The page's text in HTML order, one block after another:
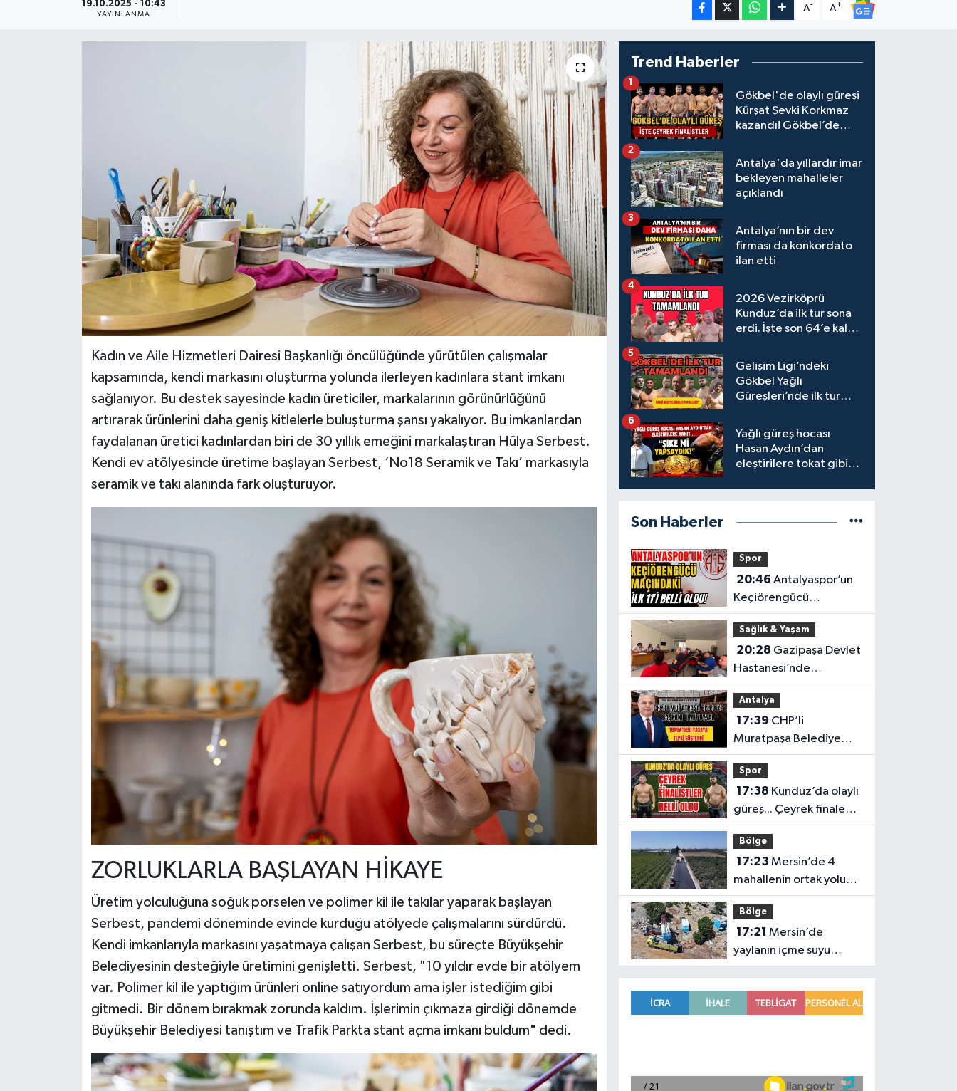
19.10.2025 - 10:43
YAYINLANMA
A- A+
Kadın ve Aile Hizmetleri Dairesi Başkanlığı öncülüğünde yürütülen çalışmalar
kapsamında, kendi markasını oluşturma yolunda ilerleyen kadınlara stant imkanı
sağlanıyor. Bu destek sayesinde kadın üreticiler, markalarının görünürlüğünü
artırarak ürünlerini daha geniş kitlelerle buluşturma şansı yakalıyor. Bu imkanlardan
faydalanan üretici kadınlardan biri de 30 yıllık emeğini markalaştıran Hülya Serbest.
Kendi ev atölyesinde üretime başlayan Serbest, ‘No18 Seramik ve Takı’ markasıyla
seramik ve takı alanında fark oluşturuyor.
ZORLUKLARLA BAŞLAYAN HİKAYE
Üretim yolculuğuna soğuk porselen ve polimer kil ile takılar yaparak başlayan
Serbest, pandemi döneminde evinde kurduğu atölyede çalışmalarını sürdürdü.
Kendi imkanlarıyla markasını yaşatmaya çalışan Serbest, bu süreçte Büyükşehir
Belediyesinin desteğiyle üretimini genişletti. Serbest, "10 yıldır evde bir atölyem
var. Polimer kil ile yaptığım ürünleri online satıyordum ama işler istediğim gibi
gitmedi. Bir dönem bırakmak zorunda kaldım. İşlerimin çıkmaza girdiği dönemde
Büyükşehir Belediyesi tanıştım ve Trafik Parkta stant açma imkanı buldum" dedi.
Trend Haberler
Gökbel'de olaylı güreşi
Kürşat Şevki Korkmaz
kazandı! Gökbel’de
Gürbüz elendi!
1
Antalya'da yıllardır imar
bekleyen mahalleler
açıklandı
2
Antalya’nın bir dev
firması da konkordato
ilan etti
3
2026 Vezirköprü
Kunduz’da ilk tur sona
erdi. İşte son 64’e kalan
4
Gelişim Ligi’ndeki
Gökbel Yağlı
Güreşleri’nde ilk tur
5
Yağlı güreş hocası
Hasan Aydın’dan
eleştirilere tokat gibi
6
Son Haberler
Spor
20:46
Keçiörengücü
maçındaki ilk 11'i belli
oldu!
Sağlık & Yaşam
20:28
Hastanesi’nde
çalışanların talepleri
masaya yatırıldı
Antalya
17:39
Muratpaşa Belediye
Başkanı Ümit Uysal
TBMM’deki yasaya tepki
gösterdi
Spor
17:38
güreş... Çeyrek finale
kalan başpehlivanlar
belli oldu
Bölge
17:23
mahallenin ortak yolu
yenilendi
Bölge
17:21
yaylanın içme suyu
kapasitesi 2 katına
Sağlık & Yaşam